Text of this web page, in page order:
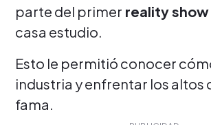
parte del primer reality show
casa estudio.
Esto le permitió conocer
industria y enfrentar los altos
fama.